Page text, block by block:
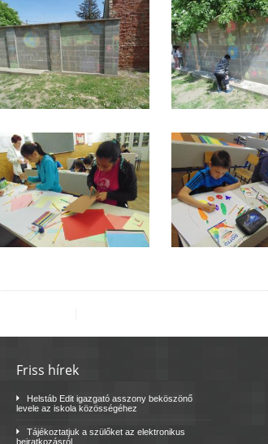
Friss hírek
Helstáb Edit igazgató asszony beköszönő
levele az iskola közösségéhez
Tájékoztatjuk a szülőket az elektronikus
beiratkozásról